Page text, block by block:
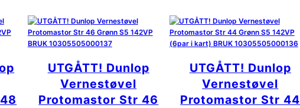
UTGÅTT! Dunlop
Vernestøvel
Protomastor Str 46
UTGÅTT! Dunlop
Vernestøvel
Protomastor Str 44